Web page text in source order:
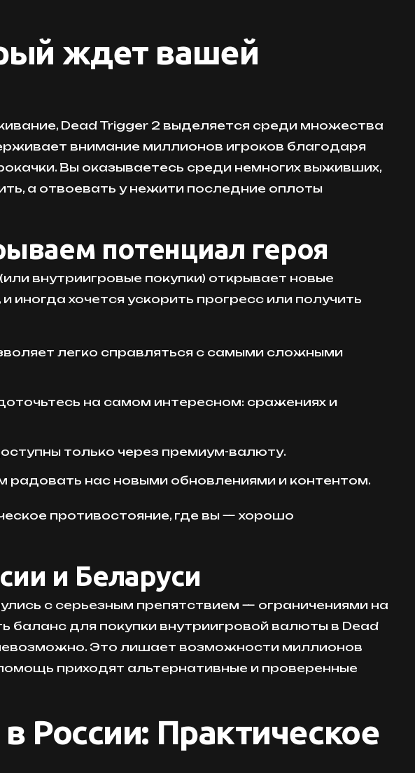
ждет вашей
Dead Trigger 2 выделяется среди множества
внимание миллионов игроков благодаря
Вы оказываетесь среди немногих выживших,
а отвоевать у нежити последние оплоты
потенциал героя
внутриигровые покупки) открывает новые
хочется ускорить прогресс или получить
легко справляться с самыми сложными
на самом интересном: сражениях и
только через премиум-валюту.
нас новыми обновлениями и контентом.
противостояние, где вы — хорошо
и Беларуси
с серьезным препятствием — ограничениями на
баланс для покупки внутриигровой валюты в Dead
Это лишает возможности миллионов
приходят альтернативные и проверенные
России: Практическое